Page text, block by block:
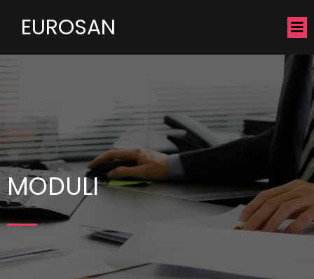
EUROSAN
MODULI